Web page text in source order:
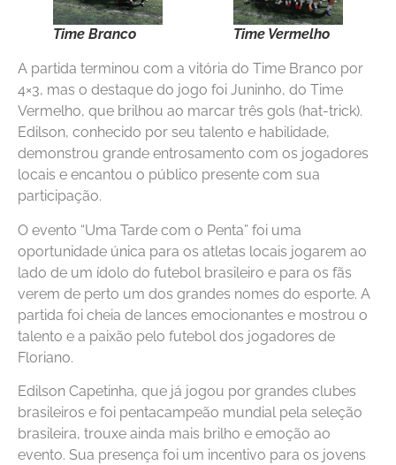
Time Branco Time Vermelho
A partida terminou com a vitória do Time Branco por
4×3, mas o destaque do jogo foi Juninho, do Time
Vermelho, que brilhou ao marcar três gols (hat-trick).
Edilson, conhecido por seu talento e habilidade,
demonstrou grande entrosamento com os jogadores
locais e encantou o público presente com sua
participação.
O evento “Uma Tarde com o Penta” foi uma
oportunidade única para os atletas locais jogarem ao
lado de um ídolo do futebol brasileiro e para os fãs
verem de perto um dos grandes nomes do esporte. A
partida foi cheia de lances emocionantes e mostrou o
talento e a paixão pelo futebol dos jogadores de
Floriano.
Edilson Capetinha, que já jogou por grandes clubes
brasileiros e foi pentacampeão mundial pela seleção
brasileira, trouxe ainda mais brilho e emoção ao
evento. Sua presença foi um incentivo para os jovens